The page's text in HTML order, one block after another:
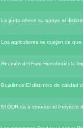
La junta ofrece su apoyo al
Los agricultores se quejan de
Reunión del Foro
Bujalance:El distintivo de calidad
El GDR da a conocer el Proyecto